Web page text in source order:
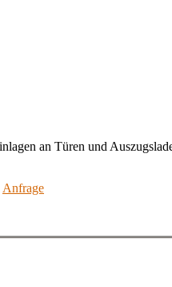
an Türen und
Anfrage